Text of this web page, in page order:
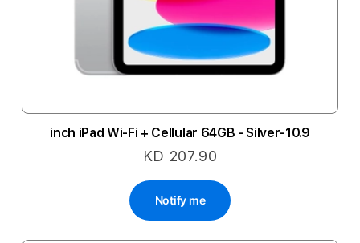
10.9-inch iPad Wi-Fi + Cellular 64GB - Silver
KD 207.90
Notify me